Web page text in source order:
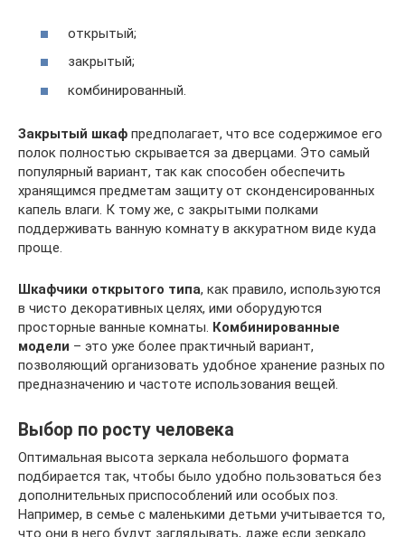
открытый;
закрытый;
комбинированный.
Закрытый шкаф предполагает, что все содержимое его
полок полностью скрывается за дверцами. Это самый
популярный вариант, так как способен обеспечить
хранящимся предметам защиту от сконденсированных
капель влаги. К тому же, с закрытыми полками
поддерживать ванную комнату в аккуратном виде куда
проще.
Шкафчики открытого типа, как правило, используются
в чисто декоративных целях, ими оборудуются
просторные ванные комнаты. Комбинированные
модели – это уже более практичный вариант,
позволяющий организовать удобное хранение разных по
предназначению и частоте использования вещей.
Выбор по росту человека
Оптимальная высота зеркала небольшого формата
подбирается так, чтобы было удобно пользоваться без
дополнительных приспособлений или особых поз.
Например, в семье с маленькими детьми учитывается то,
что они в него будут заглядывать, даже если зеркало